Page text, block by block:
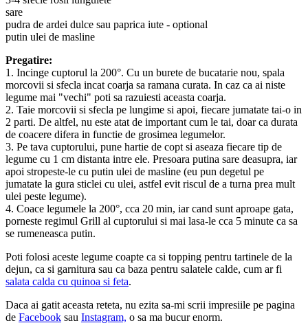
sare
pudra de ardei dulce sau paprica iute - optional
putin ulei de masline
Pregatire:
1. Incinge cuptorul la 200°. Cu un burete de bucatarie nou, spala
morcovii si sfecla incat coarja sa ramana curata. In caz ca ai niste
legume mai "vechi" poti sa razuiesti aceasta coarja.
2. Taie morcovii si sfecla pe lungime si apoi, fiecare jumatate tai-o in
2 parti. De altfel, nu este atat de important cum le tai, doar ca durata
de coacere difera in functie de grosimea legumelor.
3. Pe tava cuptorului, pune hartie de copt si aseaza fiecare tip de
legume cu 1 cm distanta intre ele. Presoara putina sare deasupra, iar
apoi stropeste-le cu putin ulei de masline (eu pun degetul pe
jumatate la gura sticlei cu ulei, astfel evit riscul de a turna prea mult
ulei peste legume).
4. Coace legumele la 200°, cca 20 min, iar cand sunt aproape gata,
porneste regimul Grill al cuptorului si mai lasa-le cca 5 minute ca sa
se rumeneasca putin.
Poti folosi aceste legume coapte ca si topping pentru tartinele de la
dejun, ca si garnitura sau ca baza pentru salatele calde, cum ar fi
salata calda cu quinoa si feta.
Daca ai gatit aceasta reteta, nu ezita sa-mi scrii impresiile pe pagina
de Facebook sau Instagram, o sa ma bucur enorm.